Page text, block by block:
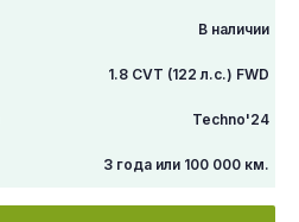
В наличии
1.8 CVT (122 л.с.) FWD
Techno'24
3 года или 100 000 км.